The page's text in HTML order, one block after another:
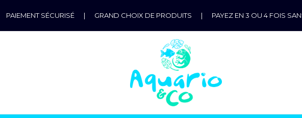
PAIEMENT SÉCURISÉ | GRAND CHOIX DE PRODUITS | PAYEZ EN 3 OU 4 FOIS